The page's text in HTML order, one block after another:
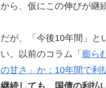
から、仮にこの伸びが継
だが、「今後10年間」と
い。以前のコラム「 膨ら
の甘さ」か：10年間で利
継続しても、国債の利払